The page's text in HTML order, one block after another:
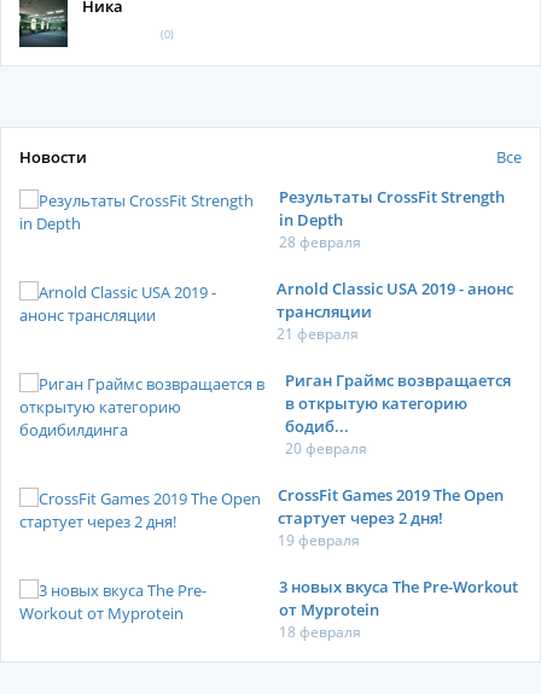
Ника
(0)
Новости
Все
Результаты CrossFit Strength
in Depth
28 февраля
Arnold Classic USA 2019 - анонс
трансляции
21 февраля
Риган Граймс возвращается
в открытую категорию
бодиб...
20 февраля
CrossFit Games 2019 The Open
стартует через 2 дня!
19 февраля
3 новых вкуса The Pre-Workout
от Myprotein
18 февраля